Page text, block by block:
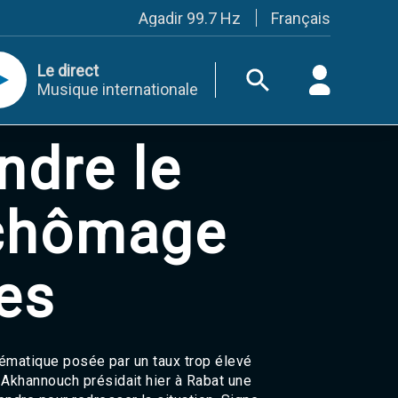
Agadir 99.7 Hz
Tanger 103.3 Hz
Meknès 97.2 Hz
Settat 104,6
Chefchaouen 106.4
Essaouira 96.6
Taounate 95.6
Tiznit 103.1
SkhourRhamna 92.2
Casablanca 92.5 Hz
Rabat, Salé 106.9 Hz
Marrakech 90.5 Hz
Français
Le direct
Musique internationale
le
posée par un taux trop élevé
présidait hier à Rabat une